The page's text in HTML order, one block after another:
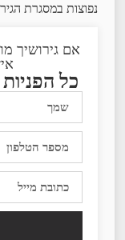
נפוצות במסגרת
אם גירושיך
כל